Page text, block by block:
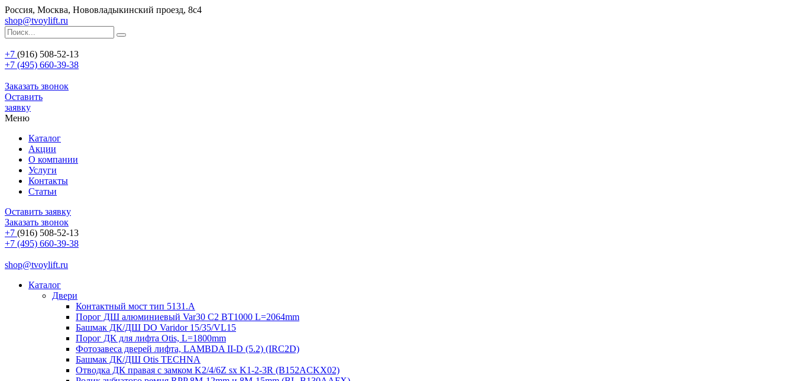
Россия, Москва, Нововладыкинский проезд, 8с4
shop@tvoylift.ru
+7 (916) 508-52-13
+7 (495) 660-39-38
Заказать звонок
Оставить
заявку
Меню
Каталог
Акции
О компании
Услуги
Контакты
Статьи
Оставить заявку
Заказать звонок
+7 (916) 508-52-13
+7 (495) 660-39-38
shop@tvoylift.ru
Каталог
Двери
Контактный мост тип 5131.A
Порог ДШ алюминиевый Var30 C2 BT1000 L=2064mm
Башмак ДК/ДШ DO Varidor 15/35/VL15
Порог ДК для лифта Otis, L=1800mm
Фотозавеса дверей лифта, LAMBDA II-D (5.2) (IRC2D)
Башмак ДК/ДШ Otis TECHNA
Отводка ДК правая с замком K2/4/6Z sx K1-2-3R (B152ACKX02)